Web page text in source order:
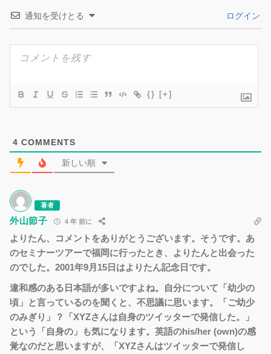
通知を受けとる ログイン
{} [+]
4 COMMENTS
新しい順
著者
外山節子 4 年 前に
よりたん、コメントをありがとうございます。そうです。あ
のセミナーツアーで福岡に行ったとき、よりたんと出会った
のでした。2001年9月15日はよりたん記念日です。
違和感のある日本語が多いですよね。自分について「幼少の
頃」と言っているのを聞くと、不思議に思います。「ご幼少
のみぎり」？「XYZさんは自身のツイッターで発信した。」
という「自身の」も気になります。英語のhis/her (own)の感
覚なのだと思いますが、「XYZさんはツイッターで発信し